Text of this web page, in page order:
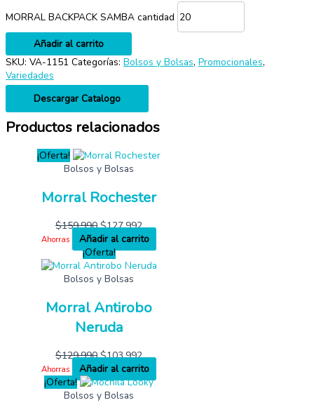
MORRAL BACKPACK SAMBA cantidad
Añadir al carrito
SKU: VA-1151 Categorías: Bolsos y Bolsas, Promocionales,
Variedades
Descargar Catalogo
Productos relacionados
¡Oferta!
Bolsos y Bolsas
Morral Rochester
$159,990 $127,992
Ahorras
Añadir al carrito
¡Oferta!
Bolsos y Bolsas
Morral Antirobo
Neruda
$129,990 $103,992
Ahorras
Añadir al carrito
¡Oferta!
Bolsos y Bolsas